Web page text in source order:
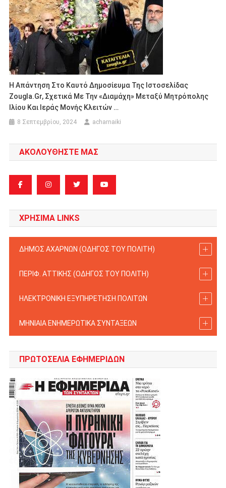
Η Απάντηση Στο Καυτό Δημοσίευμα Της Ιστοσελίδας
Zougla.gr, Σχετικά Με Την «διαμάχη» Μεταξύ Μητρόπολης
Ιλίου Και Ιεράς Μονής Κλειτών …
8 Σεπτεμβρίου, 2024 acharnaiki
ΑΚΟΛΟΥΘΗΣΤΕ ΜΑΣ
ΧΡΗΣΙΜΑ LINKS
ΔΗΜΟΣ ΑΧΑΡΝΩΝ (ΟΔΗΓΟΣ TOY ΠΟΛΙΤΗ)
ΠΕΡΙΦ. ΑΤΤΙΚΗΣ (ΟΔΗΓΟΣ TOY ΠΟΛΙΤΗ)
ΗΛΕΚΤΡΟΝΙΚΗ ΕΞΥΠΗΡΕΤΗΣΗ ΠΟΛΙΤΩΝ
ΜΗΝΙΑΙΑ ΕΝΗΜΕΡΩΤΙΚΑ ΣΥΝΤΑΞΕΩΝ
ΠΡΩΤΟΣΈΛΙΑ ΕΦΗΜΕΡΊΔΩΝ